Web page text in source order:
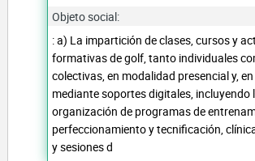
Objeto social:
: a) La impartición de clases, cursos y
formativas de golf, tanto individuales
colectivas, en modalidad presencial y,
mediante soportes digitales, incluyendo
organización de programas de
perfeccionamiento y tecnificación,
y sesiones d